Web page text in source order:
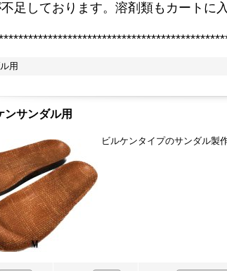
足しております。溶剤類もカートに
用
ンサンダル用
ビルケンタイプのサンダル製